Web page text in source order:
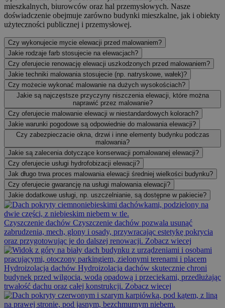
mieszkalnych, biurowców oraz hal przemysłowych. Nasze
doświadczenie obejmuje zarówno budynki mieszkalne, jak i obiekty
użyteczności publicznej i przemysłowej.
Czy wykonujecie mycie elewacji przed malowaniem?
Jakie rodzaje farb stosujecie na elewacjach?
Czy oferujecie renowację elewacji uszkodzonych przed malowaniem?
Jakie techniki malowania stosujecie (np. natryskowe, wałek)?
Czy możecie wykonać malowanie na dużych wysokościach?
Jakie są najczęstsze przyczyny niszczenia elewacji, które można
naprawić przez malowanie?
Czy oferujecie malowanie elewacji w niestandardowych kolorach?
Jakie warunki pogodowe są odpowiednie do malowania elewacji?
Czy zabezpieczacie okna, drzwi i inne elementy budynku podczas
malowania?
Jakie są zalecenia dotyczące konserwacji pomalowanej elewacji?
Czy oferujecie usługi hydrofobizacji elewacji?
Jak długo trwa proces malowania elewacji średniej wielkości budynku?
Czy oferujecie gwarancję na usługi malowania elewacji?
Jakie dodatkowe usługi, np. uszczelnianie, są dostępne w pakiecie?
Czyszczenie dachów Czyszczenie dachów pozwala usunąć
zabrudzenia, mech, glony i osady, przywracając estetykę pokrycia
oraz przygotowując je do dalszej renowacji. Zobacz wiecej
Hydroizolacja dachów Hydroizolacja dachów skutecznie chroni
budynek przed wilgocią, wodą opadową i przeciekami, przedłużając
trwałość dachu oraz całej konstrukcji. Zobacz wiecej